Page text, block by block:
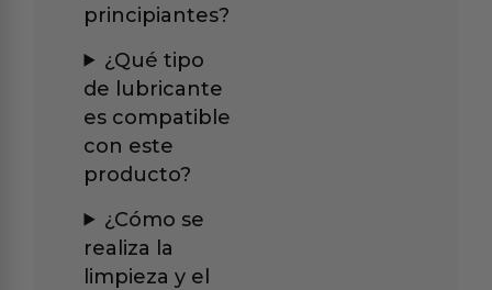
principiantes?
¿Qué tipo
de lubricante
es compatible
con este
producto?
¿Cómo se
realiza la
limpieza y el